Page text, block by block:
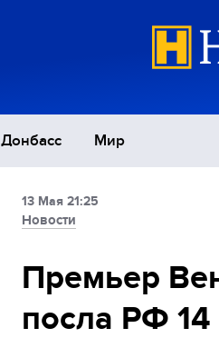
Донбасс Мир
Спорт
13 Мая 21:25
Новости
Премьер
посла РФ